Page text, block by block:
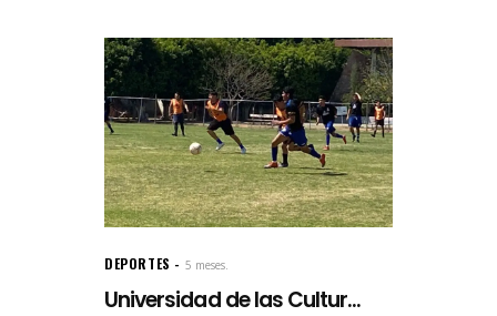
DEPORTES 5 meses.
Universidad de las Cultur...